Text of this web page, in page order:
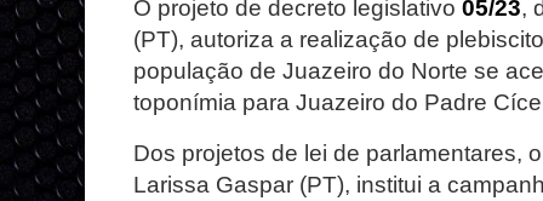
O projeto de decreto legislativo 05/23,
(PT), autoriza a realização de
população de Juazeiro do Norte se
toponímia para Juazeiro do Padre
Dos projetos de lei de parlamentares,
Larissa Gaspar (PT), institui a